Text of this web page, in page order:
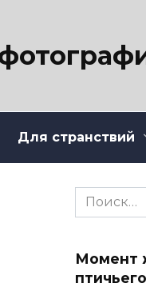
Для странствий
Search
for:
Момент